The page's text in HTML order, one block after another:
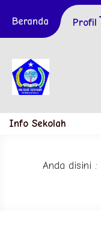
Beranda Profil
Info Sekolah
Anda disini :